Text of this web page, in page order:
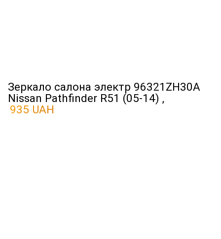
Зеркало салона электр 96321ZH30A
Nissan Pathfinder R51 (05-14) ,
935 UAH